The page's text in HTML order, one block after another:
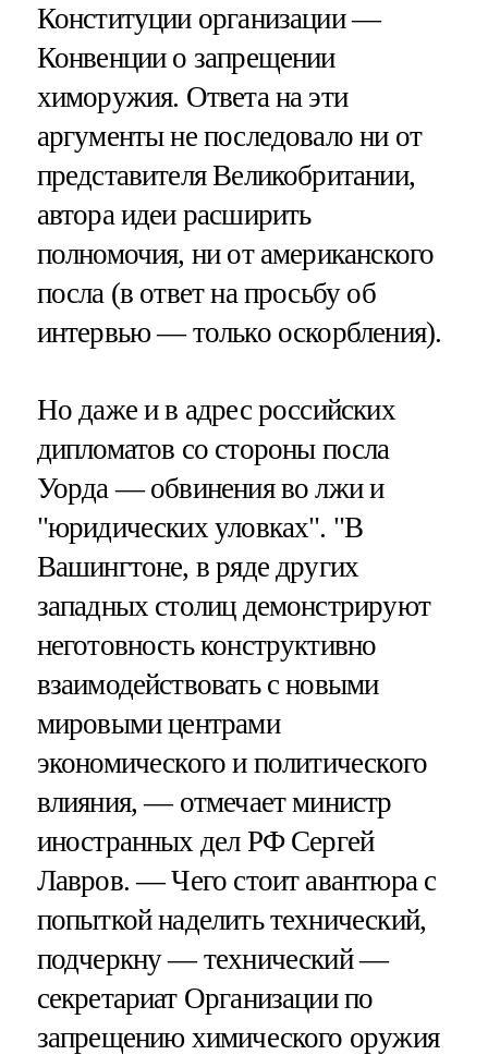
Конституции организации —
Конвенции о запрещении
химоружия. Ответа на эти
аргументы не последовало ни от
представителя Великобритании,
автора идеи расширить
полномочия, ни от американского
посла (в ответ на просьбу об
интервью — только оскорбления).
Но даже и в адрес российских
дипломатов со стороны посла
Уорда — обвинения во лжи и
"юридических уловках". "В
Вашингтоне, в ряде других
западных столиц демонстрируют
неготовность конструктивно
взаимодействовать с новыми
мировыми центрами
экономического и политического
влияния, — отмечает министр
иностранных дел РФ Сергей
Лавров. — Чего стоит авантюра с
попыткой наделить технический,
подчеркну — технический —
секретариат Организации по
запрещению химического оружия